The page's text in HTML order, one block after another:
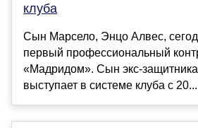
клуба
Сын Марсело, Энцо Алвес,
первый профессиональный
«Мадридом». Сын экс-
выступает в системе клуба с 20...